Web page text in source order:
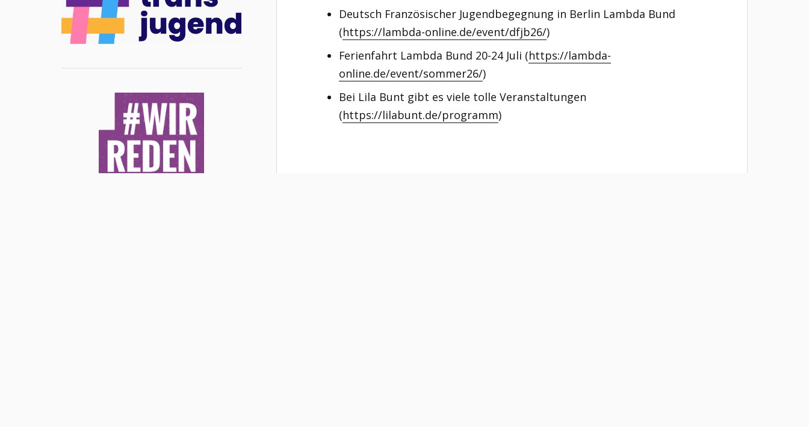
Deutsch Französischer Jugendbegegnung in Berlin Lambda Bund
(https://lambda-online.de/event/dfjb26/)
Ferienfahrt Lambda Bund 20-24 Juli (https://lambda-
online.de/event/sommer26/)
Bei Lila Bunt gibt es viele tolle Veranstaltungen
(https://lilabunt.de/programm)